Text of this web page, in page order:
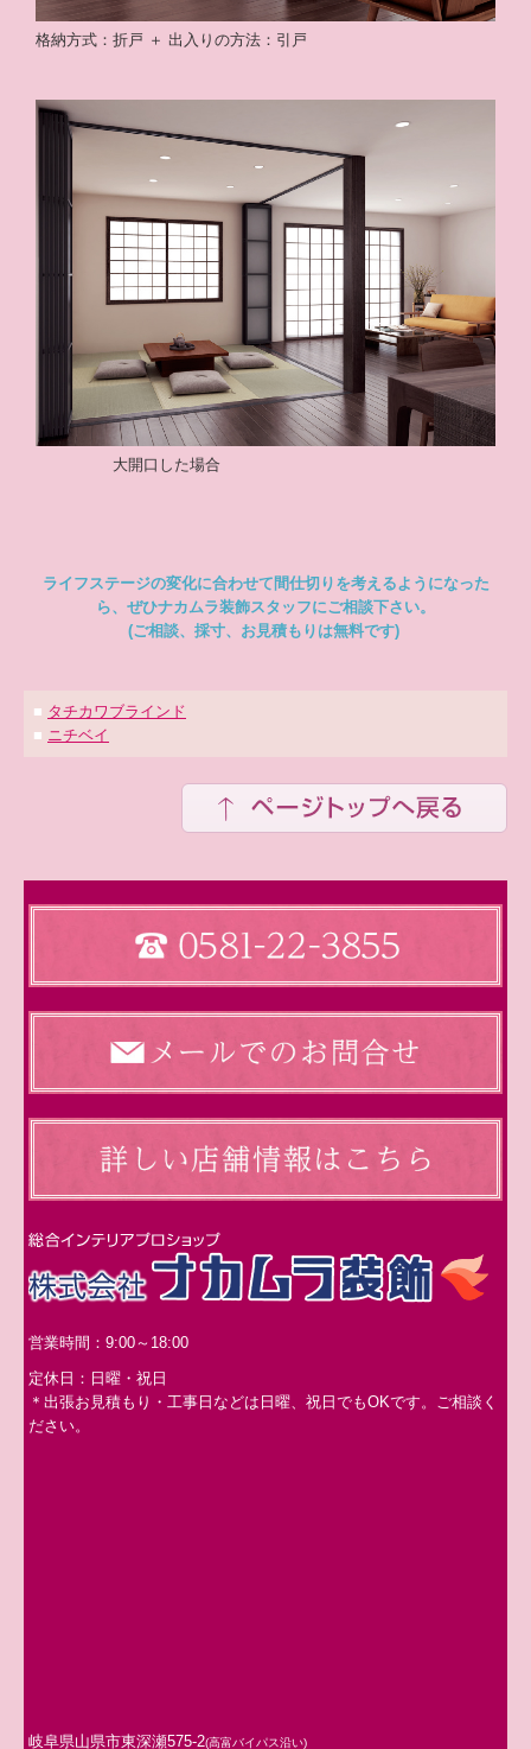
格納方式：折戸 ＋ 出入りの方法：引戸
大開口した場合
ライフステージの変化に合わせて間仕切りを考えるようになった
ら、ぜひナカムラ装飾スタッフにご相談下さい。
(ご相談、採寸、お見積もりは無料です)
■ タチカワブラインド
■ ニチベイ
営業時間：9:00～18:00
定休日：日曜・祝日
＊出張お見積もり・工事日などは日曜、祝日でもOKです。ご相談く
ださい。
岐阜県山県市東深瀬575-2(高富バイパス沿い)